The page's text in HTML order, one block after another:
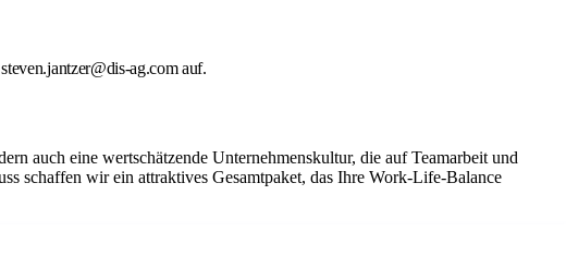
ag.com auf.
auch eine wertschätzende Unternehmenskultur, die auf Teamarbeit und
schaffen wir ein attraktives Gesamtpaket, das Ihre Work-Life-Balance